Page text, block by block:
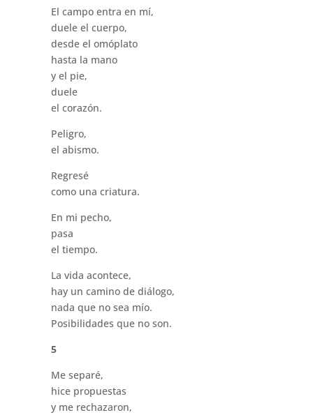
El campo entra en mí,
duele el cuerpo,
desde el omóplato
hasta la mano
y el pie,
duele
el corazón.
Peligro,
el abismo.
Regresé
como una criatura.
En mi pecho,
pasa
el tiempo.
La vida acontece,
hay un camino de diálogo,
nada que no sea mío.
Posibilidades que no son.
5
Me separé,
hice propuestas
y me rechazaron,